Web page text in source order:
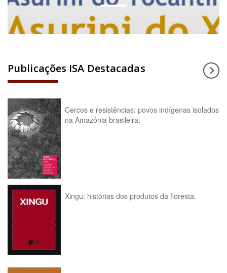
Publicações ISA Destacadas
Cercos e resistências: povos indígenas isolados
na Amazônia brasileira.
Xingu: histórias dos produtos da floresta.